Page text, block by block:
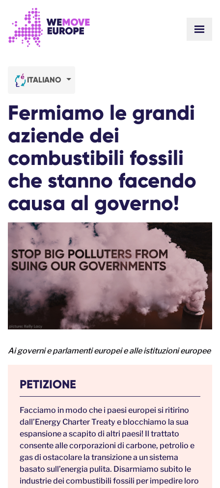
LAVORA CON NOI
COME CI FINANZIAMO
CONTATTACI
Unisciti
DONA
ITALIANO
Fermiamo le grandi
aziende dei
combustibili fossili
che stanno facendo
causa al governo!
Ai governi e parlamenti europei e alle istituzioni europee
PETIZIONE
Facciamo in modo che i paesi europei si ritirino
dall’Energy Charter Treaty e blocchiamo la sua
espansione a scapito di altri paesi! Il trattato
consente alle corporazioni di carbone, petrolio e
gas di ostacolare la transizione a un sistema
basato sull’energia pulita. Disarmiamo subito le
industrie dei combustibili fossili per impedire loro